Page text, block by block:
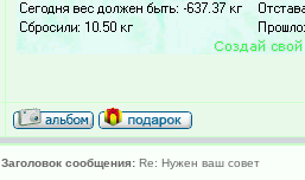
Заголовок сообщения: Re: Нужен ваш совет